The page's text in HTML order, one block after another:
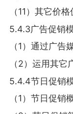
（11）其它价
5.4.3广告促销
（1）通过广告
（2）运用其它
5.4.4节日促销
（1）节日促销